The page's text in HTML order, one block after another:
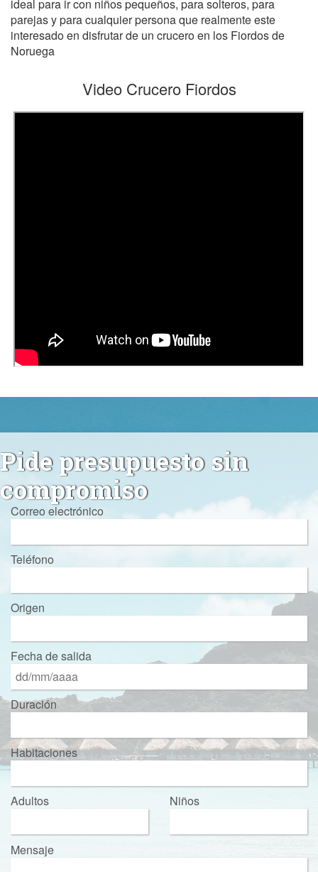
ideal para ir con niños pequeños, para solteros, para
parejas y para cualquier persona que realmente este
interesado en disfrutar de un crucero en los Fiordos de
Noruega
Video Crucero Fiordos
Pide presupuesto sin
compromiso
Correo electrónico
Teléfono
Origen
Fecha de salida
Duración
Habitaciones
Adultos Niños
Mensaje